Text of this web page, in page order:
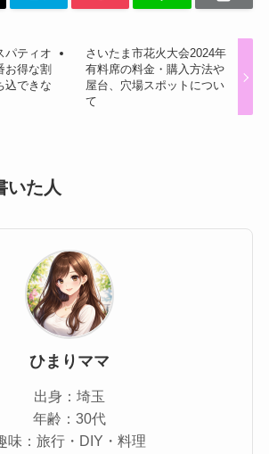
パティオ
お得な割
込できな
さいたま市花火大会2024年
有料席の料金・購入方法や
屋台、穴場スポットについ
て
いた人
ひまりママ
出身：埼玉
年齢：30代
味：旅行・DIY・料理